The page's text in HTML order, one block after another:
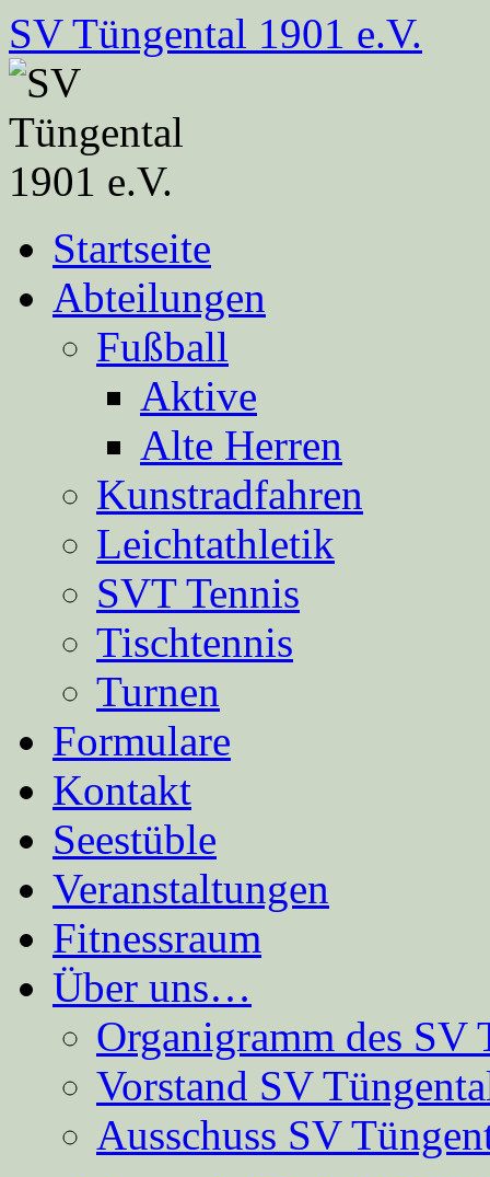
Zum
Inhalt
springen
SV Tüngental 1901 e.V.
Startseite
Abteilungen
Fußball
Aktive
Alte Herren
Kunstradfahren
Leichtathletik
SVT Tennis
Tischtennis
Turnen
Formulare
Kontakt
Seestüble
Veranstaltungen
Fitnessraum
Über uns…
Organigramm des SV
Vorstand SV
Ausschuss SV